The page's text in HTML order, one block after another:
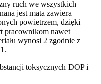
ruch we wszystkich
jest mata zawiera
powietrzem, dzięki
pracownikom nawet
wynosi 2 zgodnie z
toksycznych DOP i